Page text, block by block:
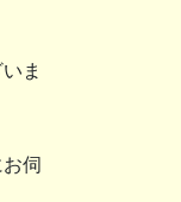
ま
伺